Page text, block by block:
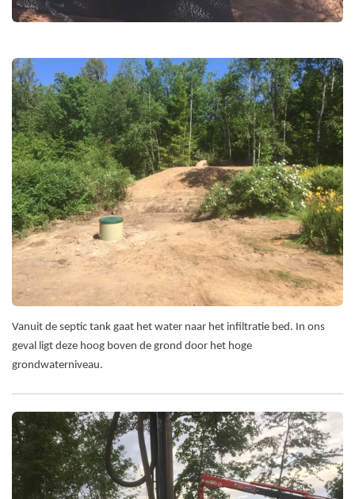
Vanuit de septic tank gaat het water naar het infiltratie bed. In ons
geval ligt deze hoog boven de grond door het hoge
grondwaterniveau.